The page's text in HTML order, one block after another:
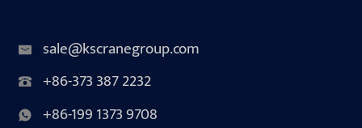
sale@kscranegroup.com
+86-373 387 2232
+86-199 1373 9708